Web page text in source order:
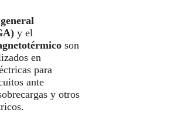
y el
son
en
para
ante
y otros